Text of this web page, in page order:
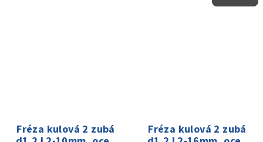
Fréza kulová 2 zubá
Fréza kulová 2 zubá